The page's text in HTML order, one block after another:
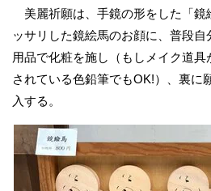
美麗祈願は、手鏡の形をした「鏡
ッサリした鏡絵馬のお顔に、普段
用品で化粧を施し（もしメイク道
されている色鉛筆でもOK!）、裏に
入する。